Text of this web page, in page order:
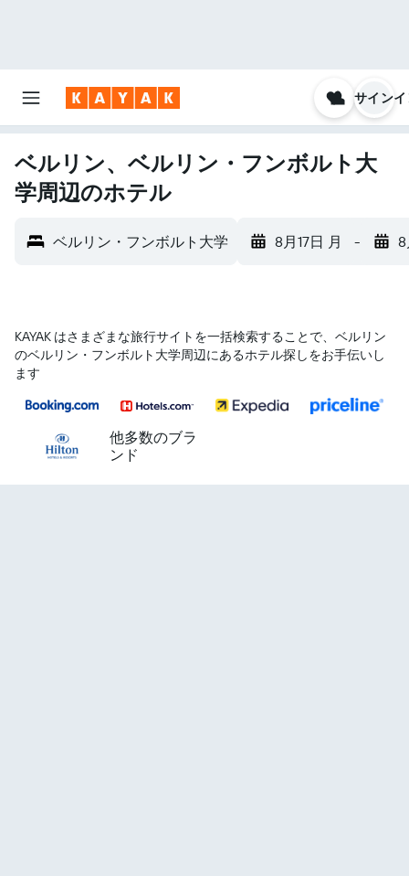
サイン
ベルリン、ベルリン・フンボルト大
学周辺のホテル
ベルリン・フンボルト大学 8月17日 月 -
KAYAK はさまざまな旅行サイトを一括検索することで、ベルリン​
のベルリン・フンボルト大学​周辺にあるホテル探しをお手伝いし
ます
他多数のブラ
ンド